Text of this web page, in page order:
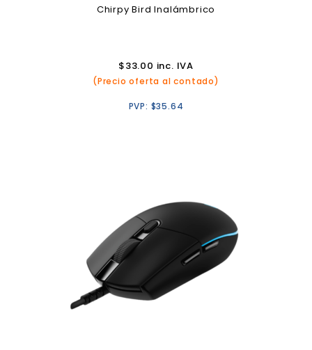
Chirpy Bird Inalámbrico
$33.00 inc. IVA
(Precio oferta al contado)
PVP: $35.64